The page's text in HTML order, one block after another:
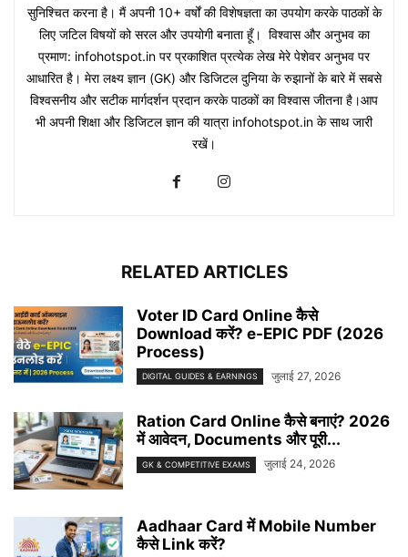
सुनिश्चित करना है। मैं अपनी 10+ वर्षों की विशेषज्ञता का उपयोग करके पाठकों के
लिए जटिल विषयों को सरल और उपयोगी बनाता हूँ। विश्वास और अनुभव का
प्रमाण: infohotspot.in पर प्रकाशित प्रत्येक लेख मेरे पेशेवर अनुभव पर
आधारित है। मेरा लक्ष्य ज्ञान (GK) और डिजिटल दुनिया के रुझानों के बारे में सबसे
विश्वसनीय और सटीक मार्गदर्शन प्रदान करके पाठकों का विश्वास जीतना है।आप
भी अपनी शिक्षा और डिजिटल ज्ञान की यात्रा infohotspot.in के साथ जारी
रखें।
RELATED ARTICLES
Voter ID Card Online कैसे
Download करें? e-EPIC PDF (2026
Process)
DIGITAL GUIDES & EARNINGS जुलाई 27, 2026
Ration Card Online कैसे बनाएं? 2026
में आवेदन, Documents और पूरी...
GK & COMPETITIVE EXAMS जुलाई 24, 2026
Aadhaar Card में Mobile Number
कैसे Link करें?